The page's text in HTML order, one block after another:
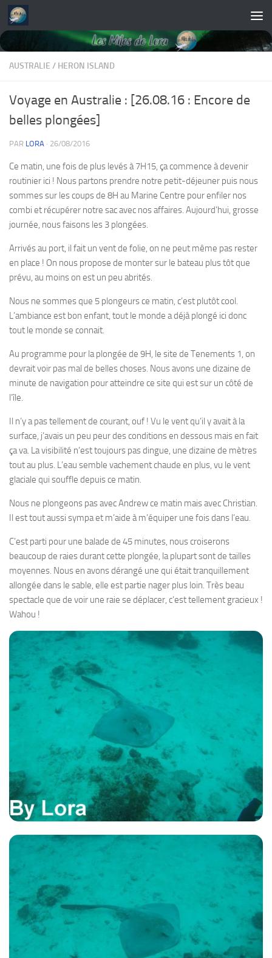
Skip to content
AUSTRALIE / HERON ISLAND
Voyage en Australie : [26.08.16 : Encore de
belles plongées]
PAR LORA · 26/08/2016
Ce matin, une fois de plus levés à 7H15, ça commence à devenir
routinier ici ! Nous partons prendre notre petit-déjeuner puis nous
sommes sur les coups de 8H au Marine Centre pour enfiler nos
combi et récupérer notre sac avec nos affaires. Aujourd’hui, grosse
journée, nous faisons les 3 plongées.
Arrivés au port, il fait un vent de folie, on ne peut même pas rester
en place ! On nous propose de monter sur le bateau plus tôt que
prévu, au moins on est un peu abrités.
Nous ne sommes que 5 plongeurs ce matin, c’est plutôt cool.
L’ambiance est bon enfant, tout le monde a déjà plongé ici donc
tout le monde se connait.
Au programme pour la plongée de 9H, le site de Tenements 1, on
devrait voir pas mal de belles choses. Nous avons une dizaine de
minute de navigation pour atteindre ce site qui est sur un côté de
l’île.
Il n’y a pas tellement de courant, ouf ! Vu le vent qu’il y avait à la
surface, j’avais un peu peur des conditions en dessous mais en fait
ça va. La visibilité n’est toujours pas dingue, une dizaine de mètres
tout au plus. L’eau semble vachement chaude en plus, vu le vent
glaciale qui souffle depuis ce matin.
Nous ne plongeons pas avec Andrew ce matin mais avec Christian.
Il est tout aussi sympa et m’aide à m’équiper une fois dans l’eau.
C’est parti pour une balade de 45 minutes, nous croiserons
beaucoup de raies durant cette plongée, la plupart sont de tailles
moyennes. Nous en avons dérangé une qui était tranquillement
allongée dans le sable, elle est partie nager plus loin. Très beau
spectacle que de voir une raie se déplacer, c’est tellement gracieux !
Wahou !